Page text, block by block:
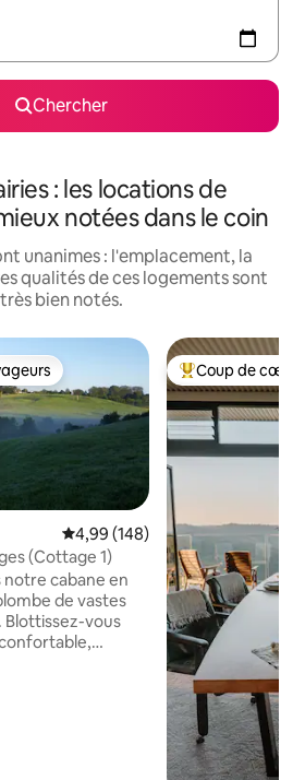
Chercher
: les locations de
notées dans le coin
unanimes : l'emplacement, la
qualités de ces logements sont
très bien notés.
parmi les plus aimés
Note moyenne de 4,99 sur 5,
4,99 (148)
(Cottage 1)
cabane en
de vastes
Blottissez-vous
Coup de cœur
Coup de cœur